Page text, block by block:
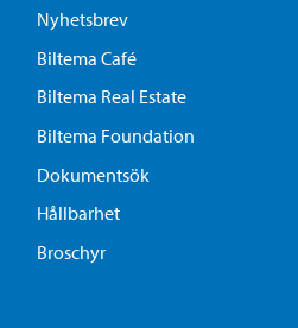
Nyhetsbrev
Biltema Café
Biltema Real Estate
Biltema Foundation
Dokumentsök
Hållbarhet
Broschyr